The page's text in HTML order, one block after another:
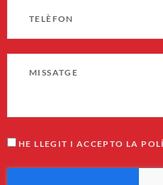
HE LLEGIT I ACCEPTO LA